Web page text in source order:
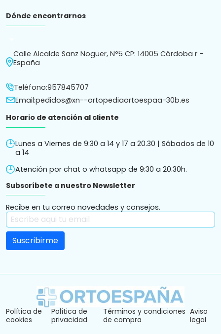
Dónde encontrarnos
Calle Alcalde Sanz Noguer, Nº5 CP: 14005 Córdoba r -
España
Teléfono:957845707
Email:pedidos@xn--ortopediaortoespaa-30b.es
Horario de atención al cliente
Lunes a Viernes de 9:30 a 14 y 17 a 20.30 | Sábados de 10
a 14
Atención por chat o whatsapp de 9:30 a 20.30h.
Subscríbete a nuestro Newsletter
Recibe en tu correo novedades y consejos.
Política de
cookies
Política de
privacidad
Términos y condiciones
de compra
Aviso
legal